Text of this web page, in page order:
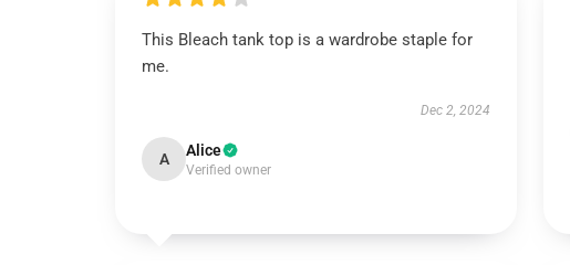
This Bleach tank top is a wardrobe staple for
me.
Dec 2, 2024
A Alice
Verified owner